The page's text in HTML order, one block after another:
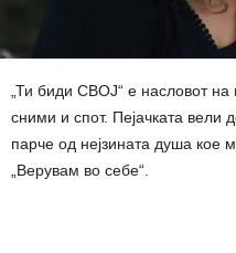
„Ти биди СВОЈ“ е насловот на
сними и спот. Пејачката вели
парче од нејзината душа кое
„Верувам во себе“.